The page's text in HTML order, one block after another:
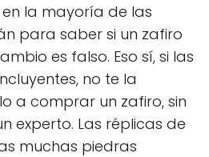
en la mayoría de las
para saber si un zafiro
es falso. Eso sí, si las
no te la
a comprar un zafiro, sin
experto. Las réplicas de
muchas piedras